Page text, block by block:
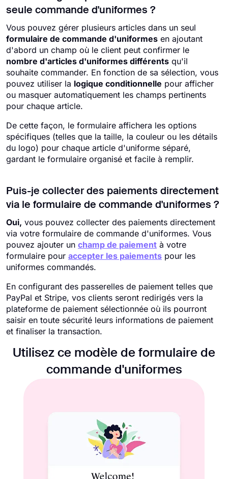
seule commande d'uniformes ?
Vous pouvez gérer plusieurs articles dans un seul
formulaire de commande d'uniformes en ajoutant
d'abord un champ où le client peut confirmer le
nombre d'articles d'uniformes différents qu'il
souhaite commander. En fonction de sa sélection, vous
pouvez utiliser la logique conditionnelle pour afficher
ou masquer automatiquement les champs pertinents
pour chaque article.
De cette façon, le formulaire affichera les options
spécifiques (telles que la taille, la couleur ou les détails
du logo) pour chaque article d'uniforme séparé,
gardant le formulaire organisé et facile à remplir.
Puis-je collecter des paiements directement
via le formulaire de commande d'uniformes ?
Oui, vous pouvez collecter des paiements directement
via votre formulaire de commande d'uniformes. Vous
pouvez ajouter un champ de paiement à votre
formulaire pour accepter les paiements pour les
uniformes commandés.
En configurant des passerelles de paiement telles que
PayPal et Stripe, vos clients seront redirigés vers la
plateforme de paiement sélectionnée où ils pourront
saisir en toute sécurité leurs informations de paiement
et finaliser la transaction.
Utilisez ce modèle de formulaire de
commande d'uniformes